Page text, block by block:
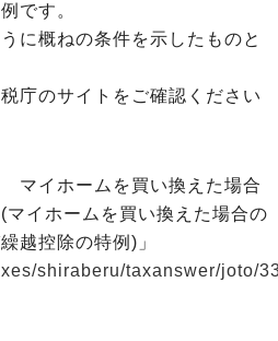
です。
に概ねの条件を示したものと
庁のサイトをご確認ください
マイホームを買い換えた場合
イホームを買い換えた場合の
越控除の特例)」
shiraberu/taxanswer/joto/